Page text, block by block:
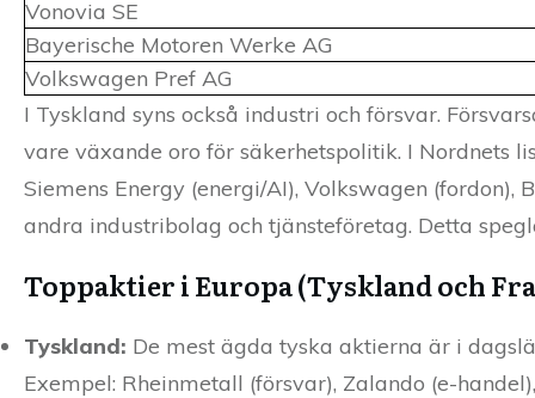
Vonovia SE
Bayerische Motoren Werke AG
Volkswagen Pref AG
I Tyskland syns också industri och försvar.
vare växande oro för säkerhetspolitik. I Nordnets
Siemens Energy (energi/AI), Volkswagen
andra industribolag och tjänsteföretag. Detta
Toppaktier i Europa (Tyskland och
Tyskland: De mest ägda tyska aktierna är i
Exempel: Rheinmetall (försvar), Zalando (e-